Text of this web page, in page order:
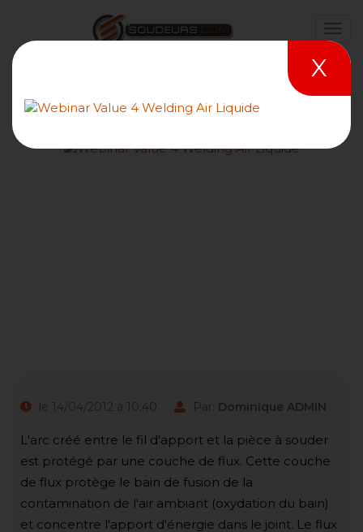
le 14/04/2012 à 10:40 Par: Dominique ADMIN
L'arc créé entre le fil d'apport et la pièce à souder
est protégé par une couche de flux. Cette couche
de flux protège le bain de fusion de la
contamination de l'air ambiant (oxydation du bain)
et concentre l'apport d'énergie dans le joint. Le flux
X